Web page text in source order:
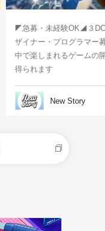
◤急募・未経験OK◢３
ザイナー・プログラマー
中で楽しまれるゲームの
得られます
New Story